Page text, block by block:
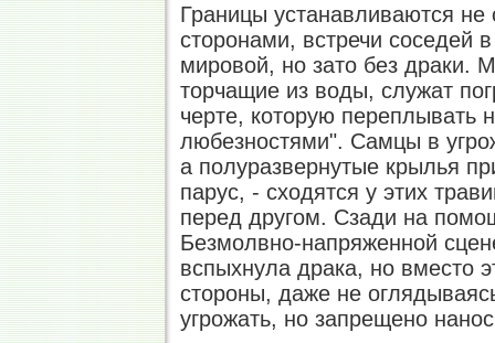
Границы устанавливаются не
сторонами, встречи соседей
мировой, но зато без драки.
торчащие из воды, служат
черте, которую переплывать
любезностями". Самцы в
а полуразвернутые крылья
парус, - сходятся у этих
перед другом. Сзади на
Безмолвно-напряженной
вспыхнула драка, но вместо
стороны, даже не
угрожать, но запрещено